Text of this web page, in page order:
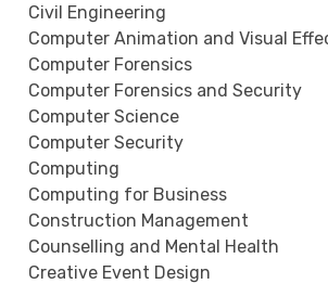
Civil Engineering
Computer Animation and Visual
Computer Forensics
Computer Forensics and Security
Computer Science
Computer Security
Computing
Computing for Business
Construction Management
Counselling and Mental Health
Creative Event Design